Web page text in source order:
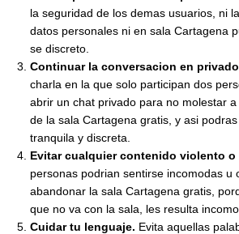
la seguridad de los demas usuarios, ni
datos personales ni en sala Cartagena
se discreto.
Continuar la conversacion en privado
charla en la que solo participan dos
abrir un chat privado para no molestar
de la sala Cartagena gratis, y asi
tranquila y discreta.
Evitar cualquier contenido violento o
personas podrian sentirse incomodas u
abandonar la sala Cartagena gratis,
que no va con la sala, les resulta
Cuidar tu lenguaje. Evita aquellas